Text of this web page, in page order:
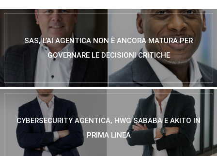
SAS, L’AI AGENTICA NON È ANCORA MATURA PER
GOVERNARE LE DECISIONI CRITICHE
CYBERSECURITY AGENTICA, HWG SABABA E AKITO IN
PRIMA LINEA